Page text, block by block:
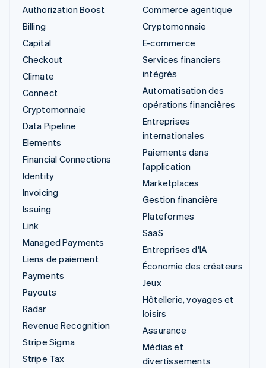
Authorization Boost
Billing
Capital
Checkout
Climate
Connect
Cryptomonnaie
Data Pipeline
Elements
Financial Connections
Identity
Invoicing
Issuing
Link
Managed Payments
Liens de paiement
Payments
Payouts
Radar
Revenue Recognition
Stripe Sigma
Stripe Tax
Commerce agentique
Cryptomonnaie
E-commerce
Services financiers
intégrés
Automatisation des
opérations financières
Entreprises
internationales
Paiements dans
l’application
Marketplaces
Gestion financière
Plateformes
SaaS
Entreprises d'IA
Économie des créateurs
Jeux
Hôtellerie, voyages et
loisirs
Assurance
Médias et
divertissements